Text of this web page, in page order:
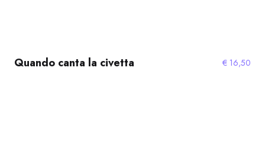
Quando canta la civetta € 16,50